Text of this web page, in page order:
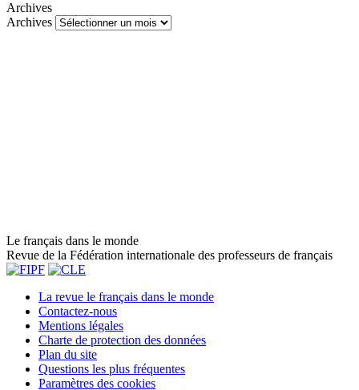
Archives
Archives
Le français dans le monde
Revue de la Fédération internationale des professeurs de français
La revue le français dans le monde
Contactez-nous
Mentions légales
Charte de protection des données
Plan du site
Questions les plus fréquentes
Paramètres des cookies